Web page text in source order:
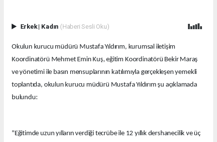
Erkek| Kadın (Haberi Sesli Oku)
Okulun kurucu müdürü Mustafa Yıldırım, kurumsal iletişim
Koordinatörü Mehmet Emin Kuş, eğitim Koordinatörü Bekir Maraş
ve yönetimi ile basın mensuplarının katılımıyla gerçekleşen yemekli
toplantıda, okulun kurucu müdürü Mustafa Yıldırım şu açıklamada
bulundu:
"Eğitimde uzun yılların verdiği tecrübe ile 12 yıllık dershanecilik ve üç